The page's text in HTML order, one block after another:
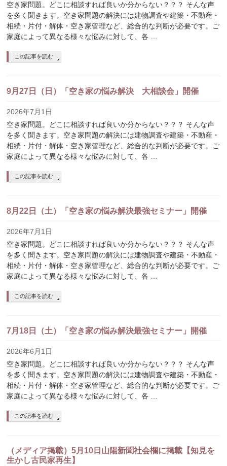
空き家問題。どこに相談すれば良いか分からない？？？ そんな声
を多く聞きます。空き家問題の解決には建物調査や建築・不動産・
相続・片付・解体・空き家管理など、総合的な判断が必要です。ご
家庭によって異なる様々な悩みに対して、各 …
この記事を読む
9月27日（日）「空き家の悩み解決 大相談会」開催
2026年7月1日
空き家問題。どこに相談すれば良いか分からない？？？ そんな声
を多く聞きます。空き家問題の解決には建物調査や建築・不動産・
相続・片付・解体・空き家管理など、総合的な判断が必要です。ご
家庭によって異なる様々な悩みに対して、各 …
この記事を読む
8月22日（土）「空き家の悩み解決最強セミナー」開催
2026年7月1日
空き家問題。どこに相談すれば良いか分からない？？？ そんな声
を多く聞きます。空き家問題の解決には建物調査や建築・不動産・
相続・片付・解体・空き家管理など、総合的な判断が必要です。ご
家庭によって異なる様々な悩みに対して、各 …
この記事を読む
7月18日（土）「空き家の悩み解決最強セミナー」開催
2026年6月1日
空き家問題。どこに相談すれば良いか分からない？？？ そんな声
を多く聞きます。空き家問題の解決には建物調査や建築・不動産・
相続・片付・解体・空き家管理など、総合的な判断が必要です。ご
家庭によって異なる様々な悩みに対して、各 …
この記事を読む
（メディア掲載）5月10日山陽新聞社会欄に掲載【知見を
生かし古民家再生】